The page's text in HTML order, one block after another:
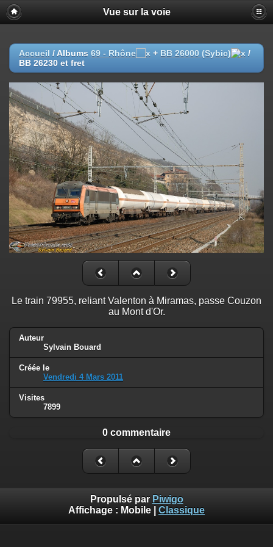
Vue sur la voie
Accueil / Albums 69 - Rhône + BB 26000 (Sybic)
/
BB 26230 et fret
Le train 79955, reliant Valenton à Miramas, passe Couzon
au Mont d'Or.
Auteur
Sylvain Bouard
Créée le
Vendredi 4 Mars 2011
Visites
7899
0 commentaire
Propulsé par Piwigo
Affichage : Mobile Classique